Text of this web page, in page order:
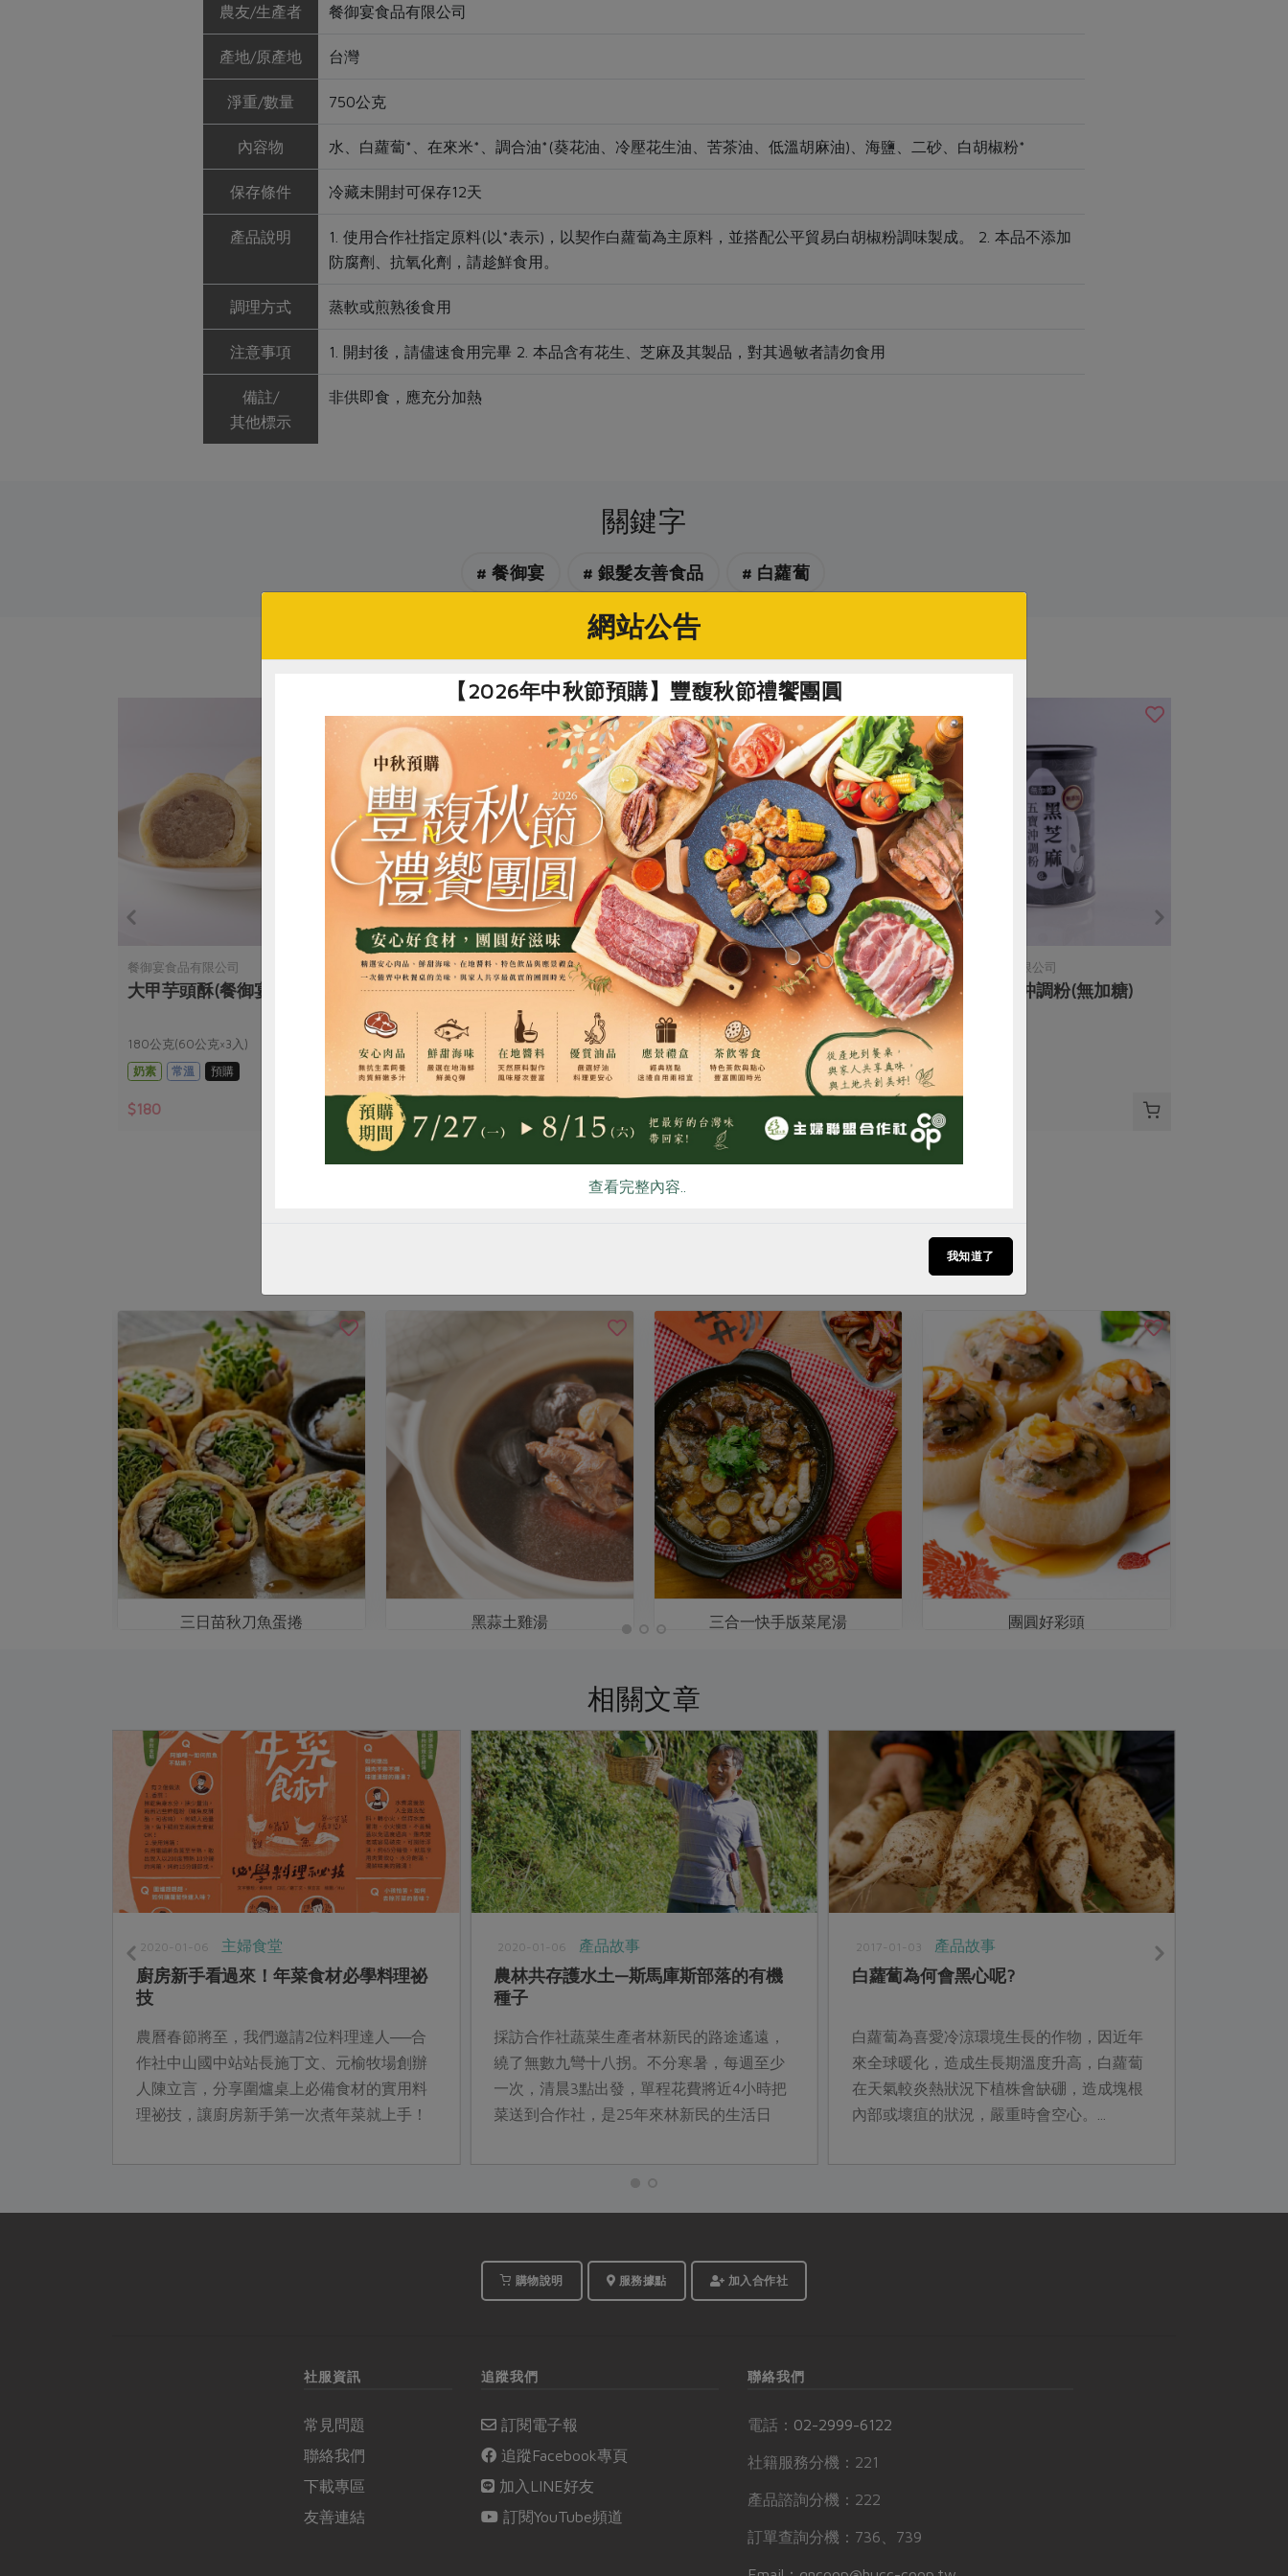
農友/生產者 餐御宴食品有限公司
產地/原產地 台灣
淨重/數量 750公克
內容物 水、白蘿蔔*、在來米*、調合油*(葵花油、冷壓花生油、苦茶油、低溫胡麻油)、海鹽、二砂、白胡椒粉*
保存條件 冷藏未開封可保存12天
產品說明
1. 使用合作社指定原料(以*表示)，以契作白蘿蔔為主原料，並搭配公平貿易白胡椒粉調味製成。 2. 本品不添加
防腐劑、抗氧化劑，請趁鮮食用。
調理方式 蒸軟或煎熟後食用
注意事項 1. 開封後，請儘速食用完畢 2. 本品含有花生、芝麻及其製品，對其過敏者請勿食用
備註/
其他標示
非供即食，應充分加熱
關鍵字
# 餐御宴 # 銀髮友善食品 # 白蘿蔔
你可能有興趣的產品
餐御宴食品有限公司
大甲芋頭酥(餐御宴)-180g/3入
180公克(60公克×3入)
奶素
常溫 預購
$180
餐御宴食品有限公司
黑豆蛋黃酥
180公克/3入
奶蛋素
常溫 預購
$235
漢軒食品廠股份有限公司
鹹酥鍋粑-200g
200公克
全素
常溫
薌園生技股份有限公司
黑芝麻五寶沖調粉(無加糖)
450公克
$270
看更多產品
三日苗秋刀魚蛋捲 黑蒜土雞湯 三合一快手版菜尾湯 團圓好彩頭
相關文章
2020-01-06 主婦食堂
廚房新手看過來！年菜食材必學料理祕
技
農曆春節將至，我們邀請2位料理達人──合
作社中山國中站站長施丁文、元榆牧場創辦
人陳立言，分享圍爐桌上必備食材的實用料
理祕技，讓廚房新手第一次煮年菜就上手！
2020-01-06 產品故事
農林共存護水土—斯馬庫斯部落的有機
種子
採訪合作社蔬菜生產者林新民的路途遙遠，
繞了無數九彎十八拐。不分寒暑，每週至少
一次，清晨3點出發，單程花費將近4小時把
菜送到合作社，是25年來林新民的生活日
2017-01-03 產品故事
白蘿蔔為何會黑心呢?
白蘿蔔為喜愛冷涼環境生長的作物，因近年
來全球暖化，造成生長期溫度升高，白蘿蔔
在天氣較炎熱狀況下植株會缺硼，造成塊根
內部或壞疽的狀況，嚴重時會空心。...
購物說明 服務據點 加入合作社
社服資訊
常見問題
聯絡我們
下載專區
友善連結
追蹤我們
訂閱電子報
追蹤Facebook專頁
加入LINE好友
訂閱YouTube頻道
聯絡我們
電話： 02-2999-6122
社籍服務分機：221
產品諮詢分機：222
訂單查詢分機：736、739
惜食 RPET 食譜 減硝酸鹽 雞蛋 食安 共同購買
網站公告
【2026年中秋節預購】豐馥秋節禮饗團圓
查看完整內容..
我知道了